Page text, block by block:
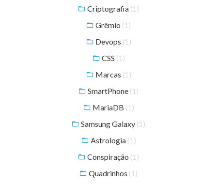
Criptografia (1)
Grêmio (1)
Devops (1)
CSS (1)
Marcas (1)
SmartPhone (1)
MariaDB (1)
Samsung Galaxy (1)
Astrologia (1)
Conspiração (1)
Quadrinhos (1)